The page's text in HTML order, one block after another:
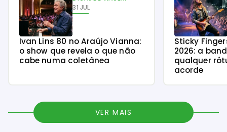
31 JUL
Ivan Lins 80 no Araújo Vianna:
o show que revela o que não
cabe numa coletânea
Sticky
2026: a
qualquer
acorde
VER MAIS